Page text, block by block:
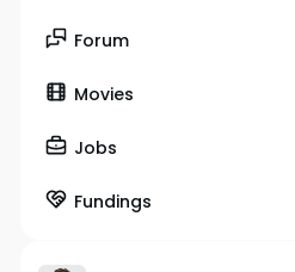
Forum
Movies
Jobs
Fundings